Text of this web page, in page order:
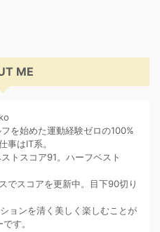
ME
を始めた運動経験ゼロの100%
事はIT系。
トスコア91。ハーフベスト
でスコアを更新中。目下90切り
ョンを清く美しく楽しむことが
す。